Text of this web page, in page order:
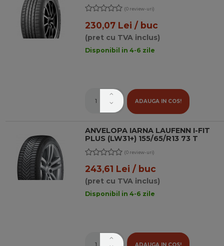
(0 review-uri)
230,07 Lei / buc
(pret cu TVA inclus)
Disponibil in 4-6 zile
ADAUGA IN COS!
ANVELOPA IARNA LAUFENN I-FIT
PLUS (LW31+) 155/65/R13 73 T
(0 review-uri)
243,61 Lei / buc
(pret cu TVA inclus)
Disponibil in 4-6 zile
ADAUGA IN COS!